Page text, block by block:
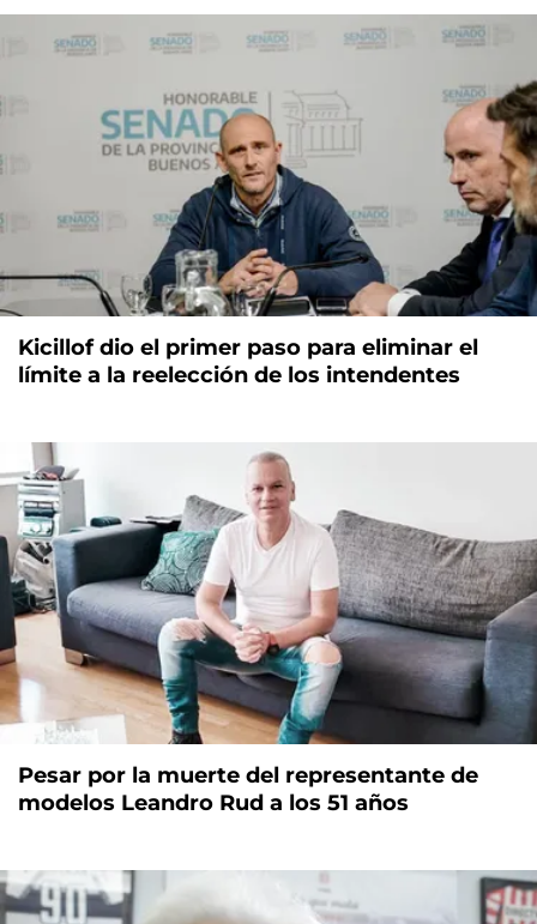
Kicillof dio el primer paso para eliminar el
límite a la reelección de los intendentes
Pesar por la muerte del representante de
modelos Leandro Rud a los 51 años